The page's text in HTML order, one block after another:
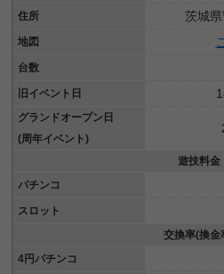
住所 茨城
地図
台数
旧イベント日
グランドオープン日
(周年イベント)
遊技料金
パチンコ
スロット
交換率(換金
4円パチンコ